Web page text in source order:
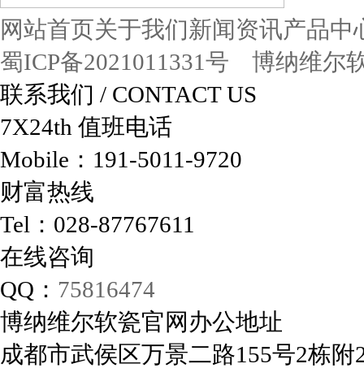
网站首页关于我们新闻资讯产品中
蜀ICP备2021011331号
博纳维尔
联系我们 / CONTACT US
7X24th 值班电话
Mobile：191-5011-9720
财富热线
Tel：028-87767611
在线咨询
QQ： 75816474
博纳维尔软瓷官网办公地址
成都市武侯区万景二路155号2栋附